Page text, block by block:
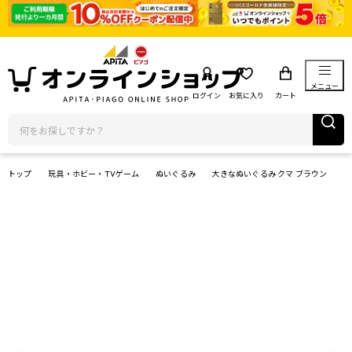
ログイン お気に入り カート
メニュー
トップ 玩具・ホビー・TVゲーム ぬいぐるみ 大きなぬいぐるみ クマ ブラウン